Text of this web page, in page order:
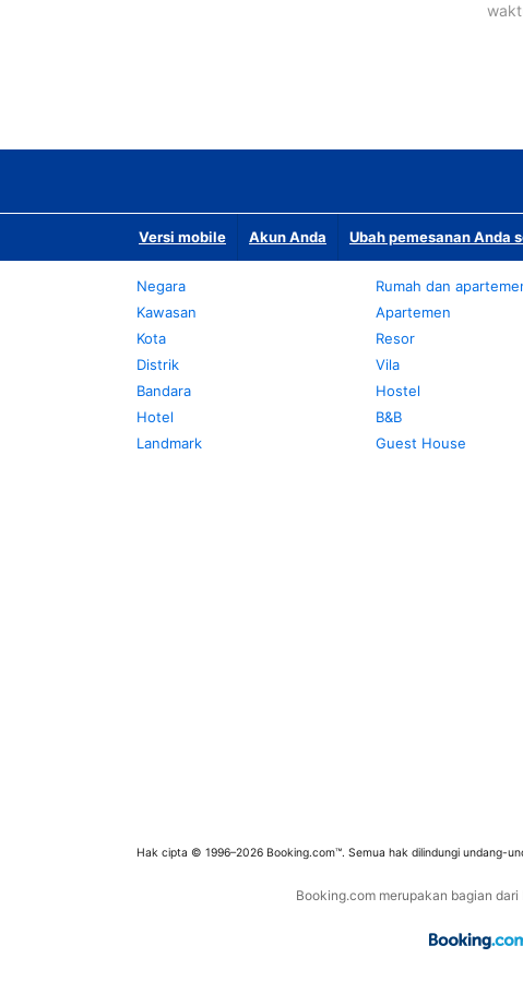
Versi mobile Akun Anda Ubah pemesanan Anda
Negara
Kawasan
Kota
Distrik
Bandara
Hotel
Landmark
Rumah dan
Apartemen
Resor
Vila
Hostel
B&B
Guest House
Hak cipta © 1996–2026 Booking.com™. Semua hak dilindungi undang-
Booking.com merupakan bagian